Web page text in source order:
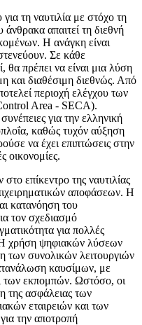
τη ναυτιλία με στόχο τη
απαιτεί τη διεθνή
Η ανάγκη είναι
Σε κάθε
θα πρέπει να είναι μια λύση
και διαθέσιμη διεθνώς. Από
περιοχή ελέγχου των
Area - SECA).
για την ελληνική
καθώς τυχόν αύξηση
να έχει επιπτώσεις στην
οικονομίες.
επίκεντρο της ναυτιλίας
αποφάσεων. Η
κατανόηση του
τον σχεδιασμό
για πολλές
Η χρήση ψηφιακών λύσεων
των συνολικών λειτουργιών
καυσίμων, με
των εκπομπών. Ωστόσο, οι
της ασφάλειας των
εταιρειών και των
την αποτροπή